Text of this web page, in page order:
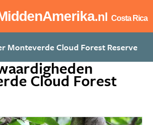
.nl Costa Rica
Cloud Forest